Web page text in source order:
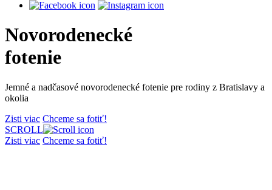
Novorodenecké
fotenie
Jemné a nadčasové novorodenecké fotenie pre rodiny z Bratislavy a
okolia
Zisti viac Chceme sa fotiť!
SCROLL
Zisti viac Chceme sa fotiť!